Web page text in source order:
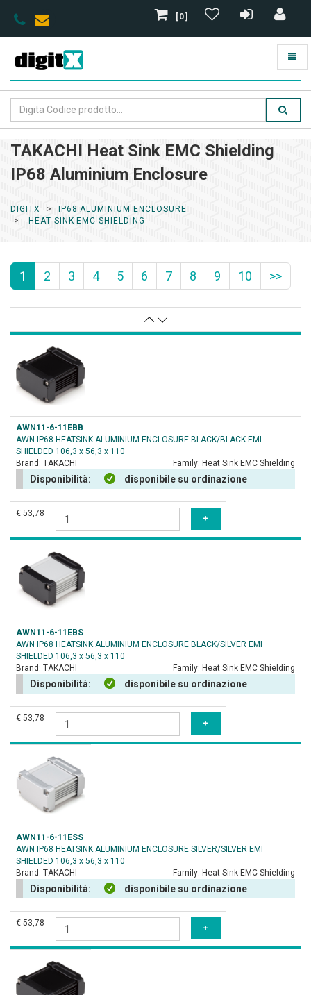
[0]
TAKACHI Heat Sink EMC Shielding
IP68 Aluminium Enclosure
DIGITX
IP68 ALUMINIUM ENCLOSURE
HEAT SINK EMC SHIELDING
1 2 3 4 5 6 7 8 9 10 >>
AWN11-6-11EBB
AWN IP68 HEATSINK ALUMINIUM ENCLOSURE BLACK/BLACK EMI
SHIELDED 106,3 x 56,3 x 110
Brand: TAKACHI Family: Heat Sink EMC Shielding
Disponibilità: disponibile su ordinazione
€ 53,78
AWN11-6-11EBS
AWN IP68 HEATSINK ALUMINIUM ENCLOSURE BLACK/SILVER EMI
SHIELDED 106,3 x 56,3 x 110
Brand: TAKACHI Family: Heat Sink EMC Shielding
Disponibilità: disponibile su ordinazione
€ 53,78
AWN11-6-11ESS
AWN IP68 HEATSINK ALUMINIUM ENCLOSURE SILVER/SILVER EMI
SHIELDED 106,3 x 56,3 x 110
Brand: TAKACHI Family: Heat Sink EMC Shielding
Disponibilità: disponibile su ordinazione
€ 53,78